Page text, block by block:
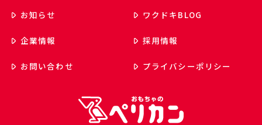
お知らせ ワクドキBLOG
企業情報 採用情報
お問い合わせ プライバシーポリシー